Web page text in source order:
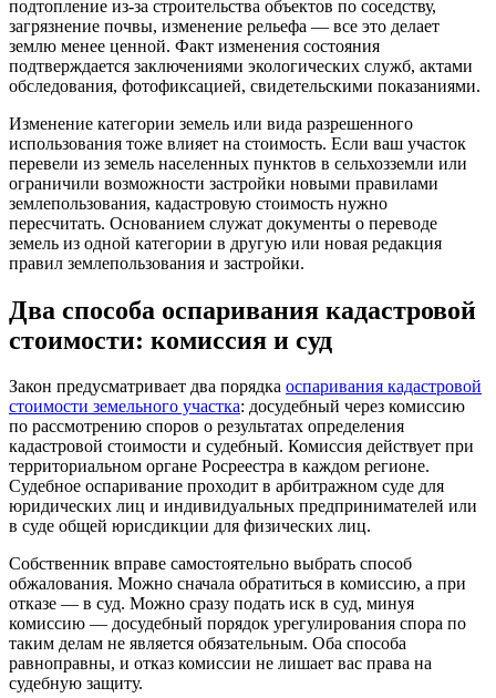
подтопление из-за строительства объектов по соседству,
загрязнение почвы, изменение рельефа — все это делает
землю менее ценной. Факт изменения состояния
подтверждается заключениями экологических служб, актами
обследования, фотофиксацией, свидетельскими показаниями.
Изменение категории земель или вида разрешенного
использования тоже влияет на стоимость. Если ваш участок
перевели из земель населенных пунктов в сельхозземли или
ограничили возможности застройки новыми правилами
землепользования, кадастровую стоимость нужно
пересчитать. Основанием служат документы о переводе
земель из одной категории в другую или новая редакция
правил землепользования и застройки.
Два способа оспаривания кадастровой
стоимости: комиссия и суд
Закон предусматривает два порядка оспаривания кадастровой
стоимости земельного участка: досудебный через комиссию
по рассмотрению споров о результатах определения
кадастровой стоимости и судебный. Комиссия действует при
территориальном органе Росреестра в каждом регионе.
Судебное оспаривание проходит в арбитражном суде для
юридических лиц и индивидуальных предпринимателей или
в суде общей юрисдикции для физических лиц.
Собственник вправе самостоятельно выбрать способ
обжалования. Можно сначала обратиться в комиссию, а при
отказе — в суд. Можно сразу подать иск в суд, минуя
комиссию — досудебный порядок урегулирования спора по
таким делам не является обязательным. Оба способа
равноправны, и отказ комиссии не лишает вас права на
судебную защиту.